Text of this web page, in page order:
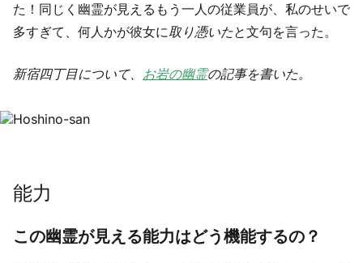
た！同じく幽霊が見えるもう一人の従業員が、私のせいで
多すぎて、何人かが彼女に取り憑いたと文句を言った。
新宿四丁目について、 お岩の幽霊の記事を書いた。
能力
この幽霊が見える能力はどう機能するの？